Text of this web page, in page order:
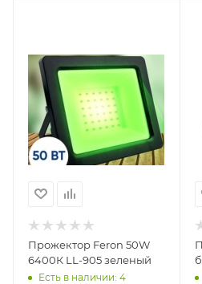
Прожектор Feron 50W
6400К LL-905 зеленый
Есть в наличии: 4